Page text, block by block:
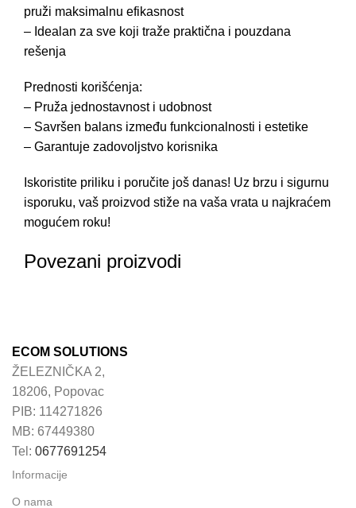
pruži maksimalnu efikasnost
– Idealan za sve koji traže praktična i pouzdana
rešenja
Prednosti korišćenja:
– Pruža jednostavnost i udobnost
– Savršen balans između funkcionalnosti i estetike
– Garantuje zadovoljstvo korisnika
Iskoristite priliku i poručite još danas! Uz brzu i sigurnu
isporuku, vaš proizvod stiže na vaša vrata u najkraćem
mogućem roku!
Povezani proizvodi
ECOM SOLUTIONS
ŽELEZNIČKA 2,
18206, Popovac
PIB: 114271826
MB: 67449380
Tel: 0677691254
Informacije
O nama